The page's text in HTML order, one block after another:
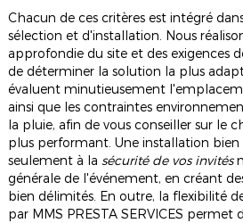
Chacun de ces critères est intégré
sélection et d'installation. Nous
approfondie du site et des exigences
de déterminer la solution la plus
évaluent minutieusement
ainsi que les contraintes
la pluie, afin de vous conseiller sur le
plus performant. Une installation
seulement à la sécurité de vos invités
générale de l'événement, en créant
bien délimités. En outre, la flexibilité
par MMS PRESTA SERVICES permet